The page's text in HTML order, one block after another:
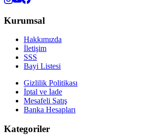
Kurumsal
Hakkımızda
İletişim
SSS
Bayi Listesi
Gizlilik Politikası
İptal ve İade
Mesafeli Satış
Banka Hesapları
Kategoriler